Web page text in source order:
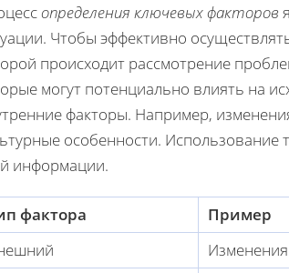
определения ключевых факторов
Чтобы эффективно
происходит рассмотрение
могут потенциально влиять на
факторы. Например,
особенности.
информации.
фактора Пример